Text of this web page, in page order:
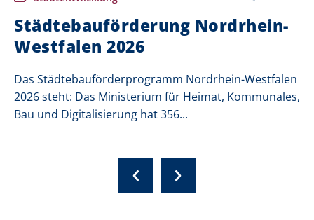
Städtebauförderung Nordrhein-
Westfalen 2026
Das Städtebauförderprogramm Nordrhein-Westfalen
2026 steht: Das Ministerium für Heimat, Kommunales,
Bau und Digitalisierung hat 356...